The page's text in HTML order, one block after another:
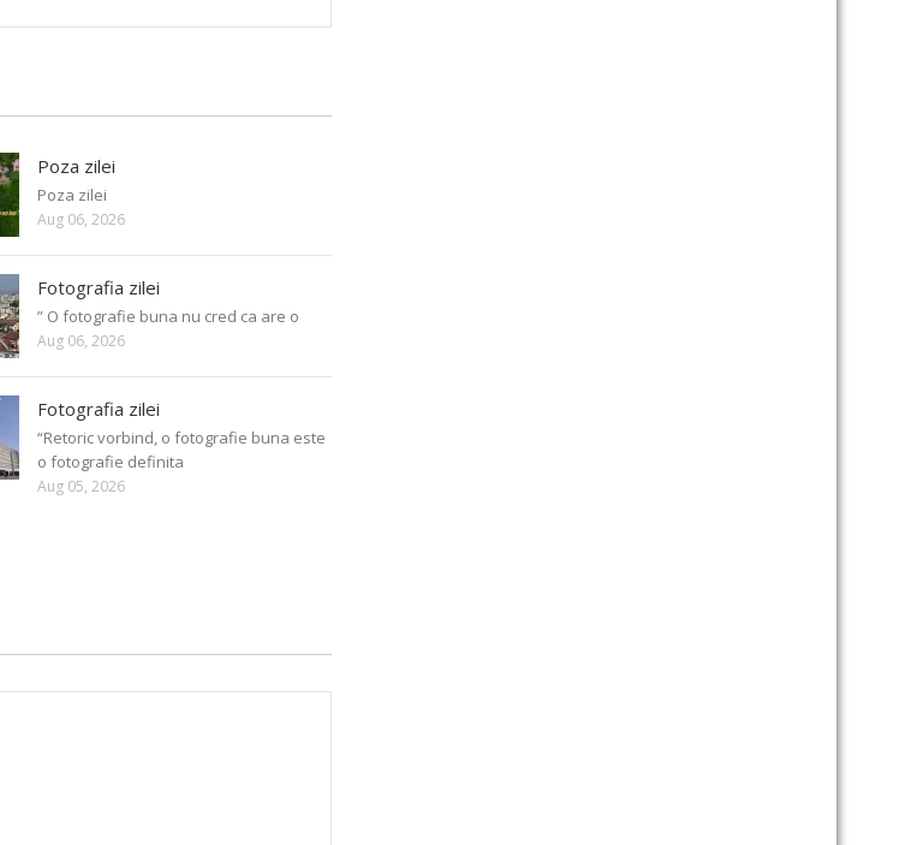
Poza zilei
Poza zilei
Aug 06, 2026
Fotografia zilei
” O fotografie buna nu cred ca are o
Aug 06, 2026
Fotografia zilei
“Retoric vorbind, o fotografie buna este
o fotografie definita
Aug 05, 2026